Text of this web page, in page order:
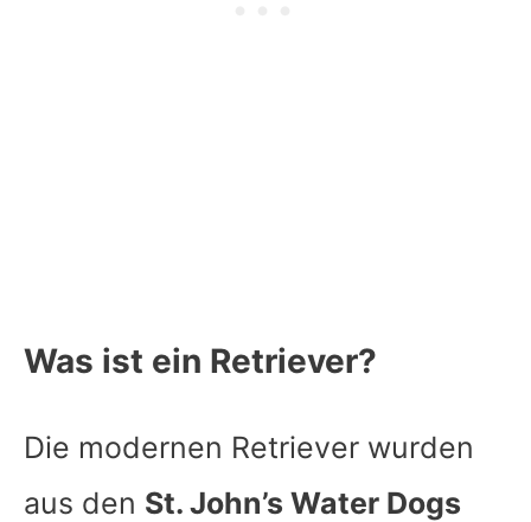
Was ist ein Retriever?
Die modernen Retriever wurden
aus den St. John’s Water Dogs